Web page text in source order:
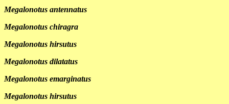
Megalonotus antennatus
Megalonotus chiragra
Megalonotus hirsutus
Megalonotus dilatatus
Megalonotus emarginatus
Megalonotus hirsutus